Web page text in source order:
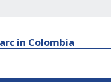
in Colombia